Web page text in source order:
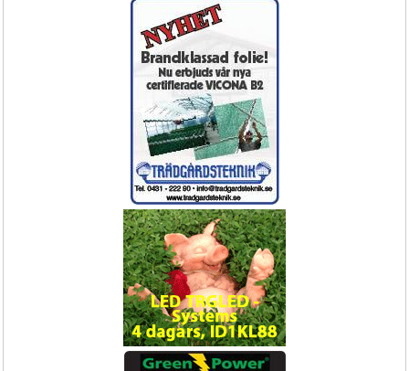
15%
Bevattning droppslang kit för trädgård
Bevattningskit med kopplingar och
Rainbird Bevattningsautomatik
kontroller för inomhus/utomhus ESP-
RZX & ESP-TM2 serie
Bevattningsautomatik för säkra drift
49.-